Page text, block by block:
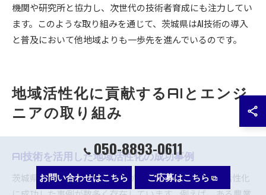
機関や研究所と協力し、次世代の技術者育成にも注力してい
ます。このような取り組みを通じて、茨城県はAI技術の導入
と普及において他地域よりも一歩先を進んでいるのです。
地域活性化に貢献するAIとエンジ
ニアの取り組み
AI技術を活用した地域活性化の成功事例
茨城県では、エンジニアたちがAI技術を駆使して地域活性化
050-8893-0611
お問い合わせはこちら ご応募はこちら